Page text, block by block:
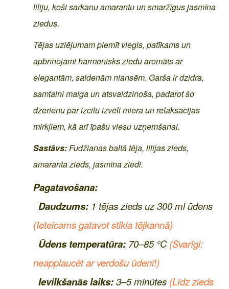
liliju, koši sarkanu amarantu un smaržīgus jasmīna
ziedus.
Tējas uzlējumam piemīt viegls, patīkams un
apbrīnojami harmonisks ziedu aromāts ar
elegantām, saldenām niansēm. Garša ir dzidra,
samtaini maiga un atsvaidzinoša, padarot šo
dzērienu par izcilu izvēli miera un relaksācijas
mirkļiem, kā arī īpašu viesu uzņemšanai.
Sastāvs: Fudžianas baltā tēja, lilijas zieds,
amaranta zieds, jasmīna ziedi.
Pagatavošana:
Daudzums: 1 tējas zieds uz 300 ml ūdens
(Ieteicams gatavot stikla tējkannā)
Ūdens temperatūra: 70–85 °C(Svarīgi:
neapplaucēt ar verdošu ūdeni!)
Ievilkšanās laiks:3–5 minūtes (Līdz zieds